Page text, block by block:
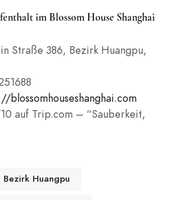
im Blossom House Shanghai
Straße 386, Bezirk Huangpu,
blossomhouseshanghai.com
auf Trip.com – “Sauberkeit,
Huangpu